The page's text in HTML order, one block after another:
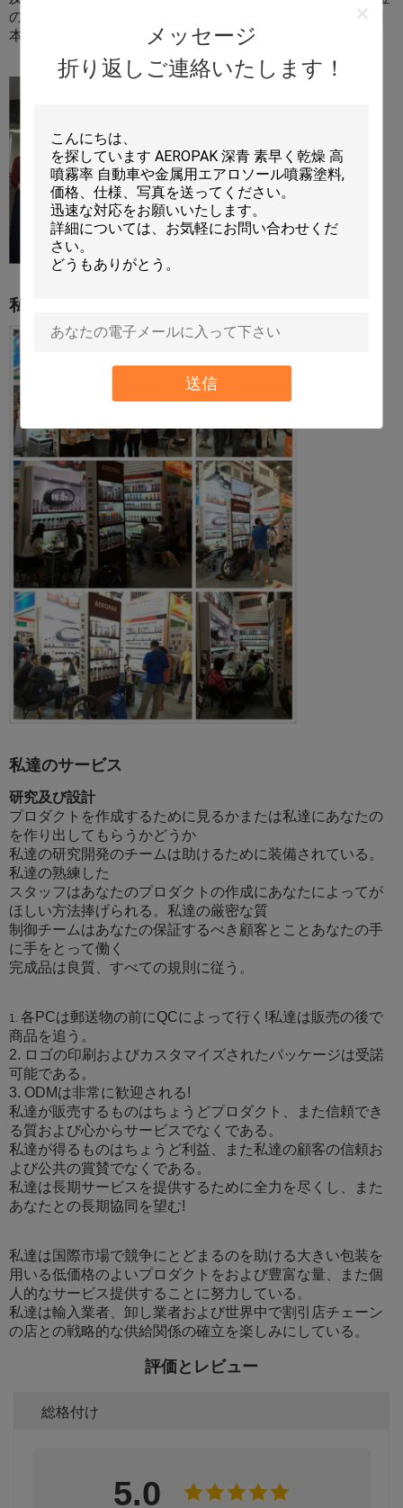
メッセージ
折り返しご連絡いたします！
送信
のメンバーであることの自慢している:Alibaba、Alibaba日
本、Alibaba中国、中国製、TRADEKEY等。
私達の展覧会
私達のサービス
研究及び設計
プロダクトを作成するために見るかまたは私達にあなたの
を作り出してもらうかどうか
私達の研究開発のチームは助けるために装備されている。
私達の熟練した
スタッフはあなたのプロダクトの作成にあなたによってが
ほしい方法捧げられる。私達の厳密な質
制御チームはあなたの保証するべき顧客とことあなたの手
に手をとって働く
完成品は良質、すべての規則に従う。
1. 各PCは郵送物の前にQCによって行く!私達は販売の後で
商品を追う。
2. ロゴの印刷およびカスタマイズされたパッケージは受諾
可能である。
3. ODMは非常に歓迎される!
私達が販売するものはちょうどプロダクト、また信頼でき
る質および心からサービスでなくである。
私達が得るものはちょうど利益、また私達の顧客の信頼お
よび公共の賞賛でなくである。
私達は長期サービスを提供するために全力を尽くし、また
あなたとの長期協同を望む!
私達は国際市場で競争にとどまるのを助ける大きい包装を
用いる低価格のよいプロダクトをおよび豊富な量、また個
人的なサービス提供することに努力している。
私達は輸入業者、卸し業者および世界中で割引店チェーン
の店との戦略的な供給関係の確立を楽しみにしている。
評価とレビュー
総格付け
5.0